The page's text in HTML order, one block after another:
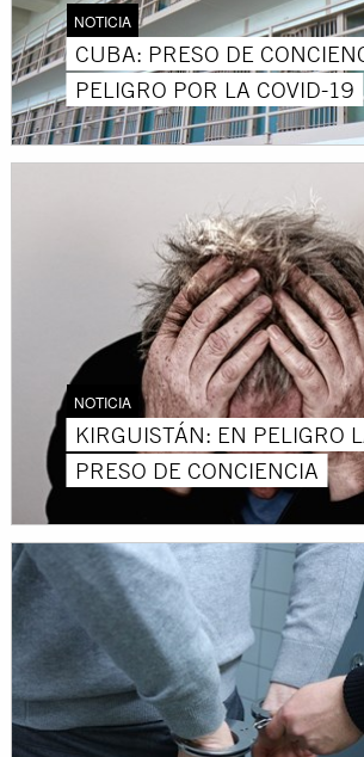
NOTICIA
CUBA: PRESO DE
PELIGRO POR LA COVID-19
NOTICIA
KIRGUISTÁN: EN PELIGRO
PRESO DE CONCIENCIA